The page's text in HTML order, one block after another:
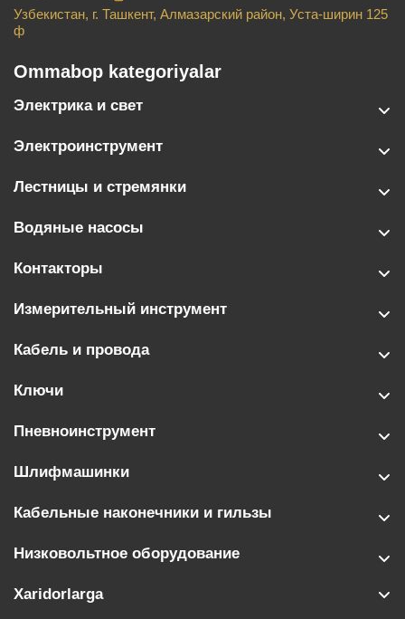
Узбекистан, г. Ташкент, Алмазарский район, Уста-ширин 125
ф
Ommabop kategoriyalar
Электрика и свет
Электроинструмент
Лестницы и стремянки
Водяные насосы
Контакторы
Измерительный инструмент
Кабель и провода
Ключи
Пневноинструмент
Шлифмашинки
Кабельные наконечники и гильзы
Низковольтное оборудование
Xaridorlarga